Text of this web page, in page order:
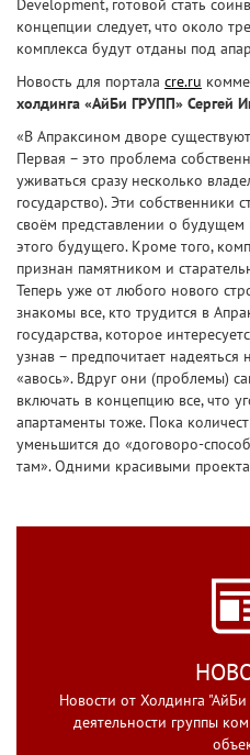
Development, готовой стать
концепции следует, что около
комплекса будут отданы под
Новость для портала cre.ru
холдинга «АйБи ГРУПП» Сергей
«В Апраксином дворе
Первая – это проблема
уживаться сразу несколько
государство). Эти собственники
своём представлении о будущем
этого будущего. Кроме того,
признан памятником и
Теперь уже от любого нового
знакомы все, кто трудится в
государства, которое
узнав – предпочитает
«авось». Вдруг они (проблемы)
включать в концепцию все, что
апартаменты тоже. Пока
уменьшится до «договоро-
там». Одними красивыми
Новости от Холдинга
деятельности группы